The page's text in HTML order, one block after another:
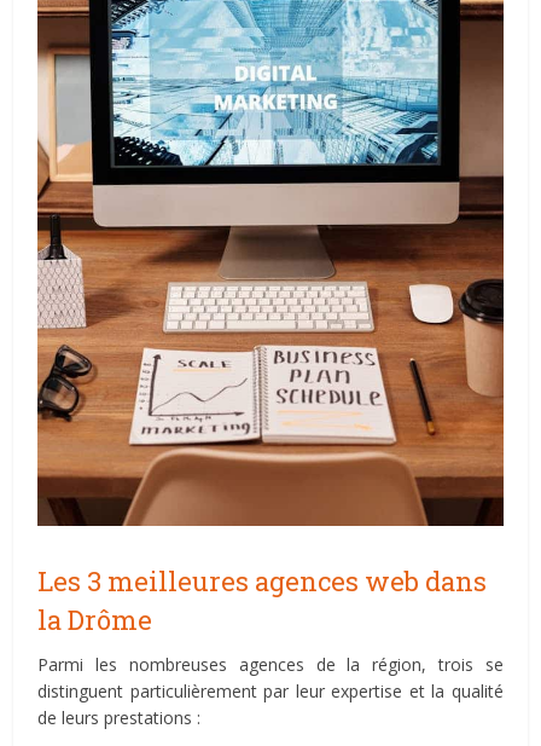
Les 3 meilleures agences web dans
la Drôme
Parmi les nombreuses agences de la région, trois se
distinguent particulièrement par leur expertise et la qualité
de leurs prestations :